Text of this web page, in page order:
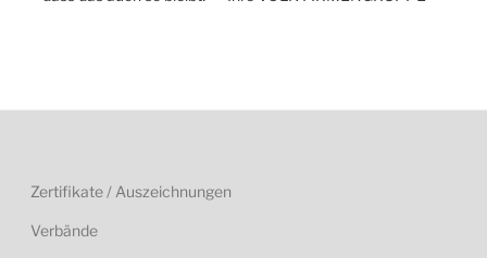
Zertifikate / Auszeichnungen
Verbände